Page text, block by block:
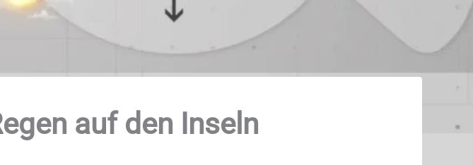
auf den Inseln